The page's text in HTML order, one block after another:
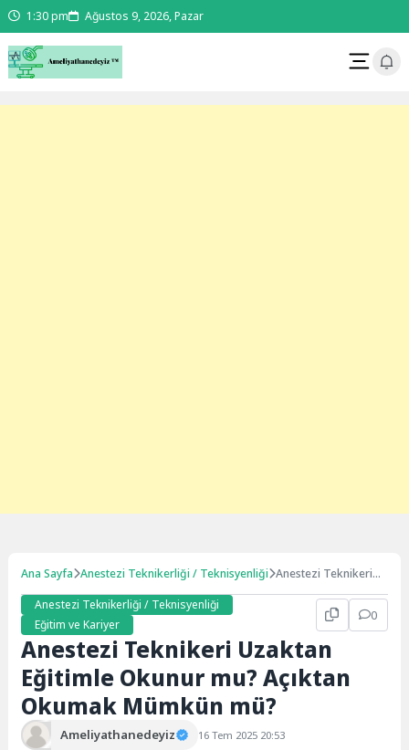
1:30 pm Ağustos 9, 2026, Pazar
Ana Sayfa Anestezi Teknikerliği / Teknisyenliği Anestezi Teknikeri
Okunur mu? Açıktan
Okumak Mümkün
Anestezi Teknikerliği / Teknisyenliği
Eğitim ve Kariyer
0
Anestezi Teknikeri Uzaktan
Eğitimle Okunur mu? Açıktan
Okumak Mümkün mü?
Ameliyathanedeyiz
16 Tem 2025 20:53